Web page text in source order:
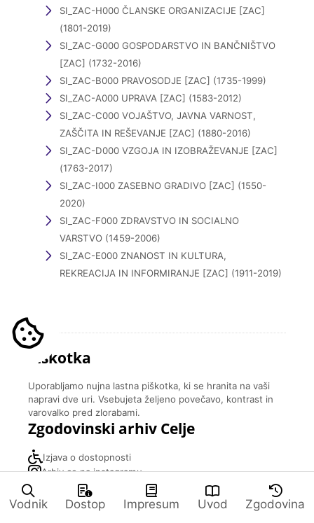
Vodnik Dostop Impresum Uvod Zgodovina
SI_ZAC-H000 ČLANSKE ORGANIZACIJE [ZAC]
(1801-2019)
SI_ZAC-G000 GOSPODARSTVO IN BANČNIŠTVO
[ZAC] (1732-2016)
SI_ZAC-B000 PRAVOSODJE [ZAC] (1735-1999)
SI_ZAC-A000 UPRAVA [ZAC] (1583-2012)
SI_ZAC-C000 VOJAŠTVO, JAVNA VARNOST,
ZAŠČITA IN REŠEVANJE [ZAC] (1880-2016)
SI_ZAC-D000 VZGOJA IN IZOBRAŽEVANJE [ZAC]
(1763-2017)
SI_ZAC-I000 ZASEBNO GRADIVO [ZAC] (1550-
2020)
SI_ZAC-F000 ZDRAVSTVO IN SOCIALNO
VARSTVO (1459-2006)
SI_ZAC-E000 ZNANOST IN KULTURA,
REKREACIJA IN INFORMIRANJE [ZAC] (1911-2019)
Piškotka
Uporabljamo nujna lastna piškotka, ki se hranita na vaši
napravi dve uri. Vsebujeta željeno povečavo, kontrast in
varovalko pred zlorabami.
Zgodovinski arhiv Celje
Izjava o dostopnosti
Arhiv.ce na instagramu
zac.si spletna stran
©2026 Vse pravice pridržane